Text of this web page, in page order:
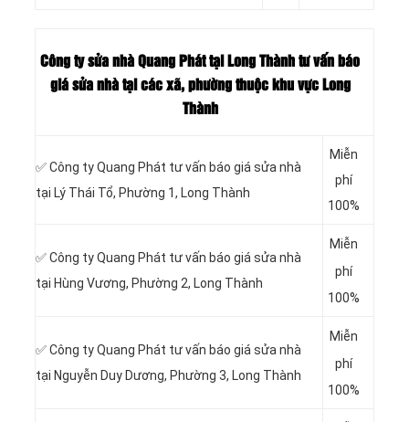
Công ty sửa nhà Quang Phát tại Long Thành tư vấn báo
giá sửa nhà tại các xã, phường thuộc khu vực Long
Thành
✅ Công ty Quang Phát tư vấn báo giá sửa nhà
tại Lý Thái Tổ, Phường 1, Long Thành
Miễn
phí
100%
✅ Công ty Quang Phát tư vấn báo giá sửa nhà
tại Hùng Vương, Phường 2, Long Thành
Miễn
phí
100%
✅ Công ty Quang Phát tư vấn báo giá sửa nhà
tại Nguyễn Duy Dương, Phường 3, Long Thành
Miễn
phí
100%